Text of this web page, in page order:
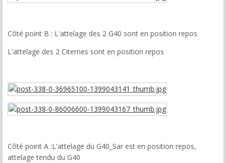
Côté point B : L'attelage des 2 G40 sont en position repos
L'attelage des 2 Citernes sont en position repos
Côté point A :L'attelage du G40_Sar est en position repos,
attelage tendu du G40